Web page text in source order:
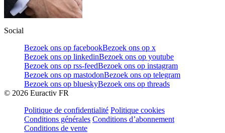
Social
Bezoek ons op facebookBezoek ons op x
Bezoek ons op linkedinBezoek ons op youtube
Bezoek ons op rss-feedBezoek ons op instagram
Bezoek ons op mastodonBezoek ons op telegram
Bezoek ons op blueskyBezoek ons op threads
© 2026 Euractiv FR
Politique de confidentialité Politique cookies
Conditions générales Conditions d’abonnement
Conditions de vente